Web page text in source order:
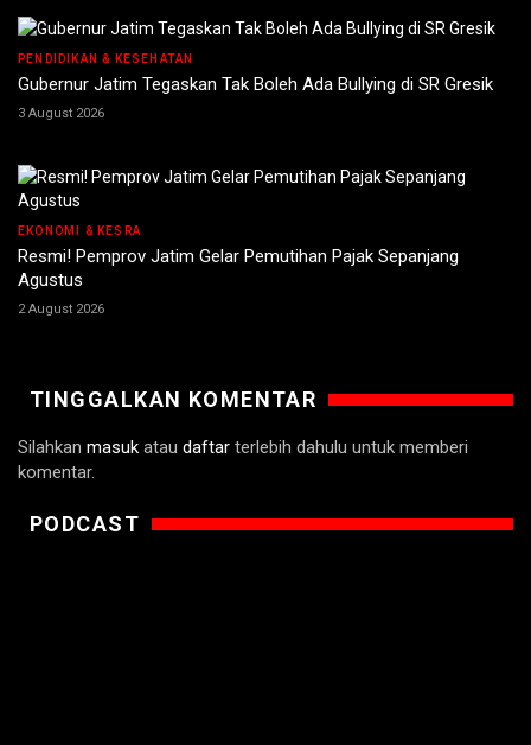
PENDIDIKAN & KESEHATAN
Gubernur Jatim Tegaskan Tak Boleh Ada Bullying di SR Gresik
3 August 2026
EKONOMI & KESRA
Resmi! Pemprov Jatim Gelar Pemutihan Pajak Sepanjang
Agustus
2 August 2026
TINGGALKAN KOMENTAR
Silahkan masuk atau daftar terlebih dahulu untuk memberi
komentar.
PODCAST